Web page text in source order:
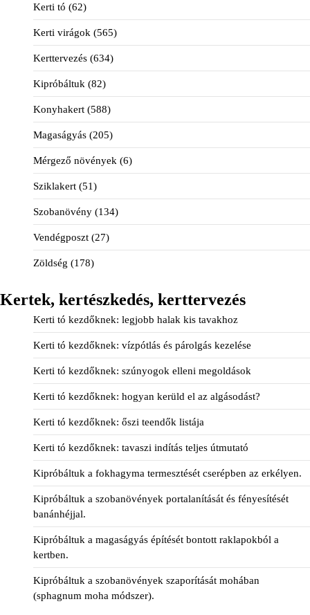
Kerti tó (62)
Kerti virágok (565)
Kerttervezés (634)
Kipróbáltuk (82)
Konyhakert (588)
Magaságyás (205)
Mérgező növények (6)
Sziklakert (51)
Szobanövény (134)
Vendégposzt (27)
Zöldség (178)
Kertek, kertészkedés, kerttervezés
Kerti tó kezdőknek: legjobb halak kis tavakhoz
Kerti tó kezdőknek: vízpótlás és párolgás kezelése
Kerti tó kezdőknek: szúnyogok elleni megoldások
Kerti tó kezdőknek: hogyan kerüld el az algásodást?
Kerti tó kezdőknek: őszi teendők listája
Kerti tó kezdőknek: tavaszi indítás teljes útmutató
Kipróbáltuk a fokhagyma termesztését cserépben az erkélyen.
Kipróbáltuk a szobanövények portalanítását és fényesítését
banánhéjjal.
Kipróbáltuk a magaságyás építését bontott raklapokból a
kertben.
Kipróbáltuk a szobanövények szaporítását mohában
(sphagnum moha módszer).